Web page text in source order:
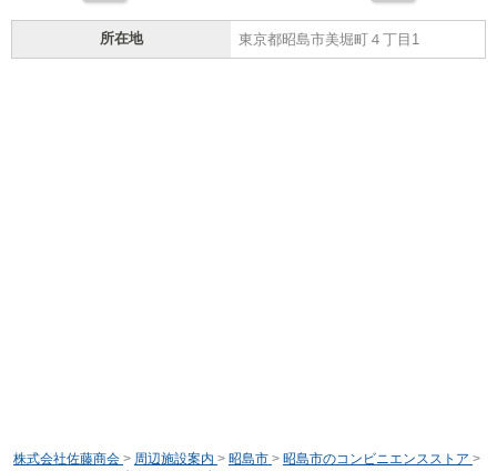
所在地 東京都昭島市美堀町４丁目1
株式会社佐藤商会 > 周辺施設案内 > 昭島市 > 昭島市のコンビニエンスストア >